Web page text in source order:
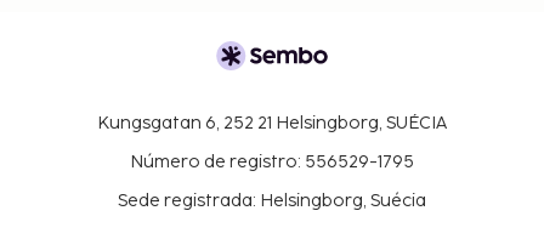
Kungsgatan 6, 252 21 Helsingborg, SUÉCIA
Número de registro: 556529-1795
Sede registrada: Helsingborg, Suécia